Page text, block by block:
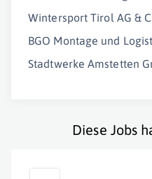
Wintersport Tirol AG &
BGO Montage und
Stadtwerke Amstetten
Diese Jobs